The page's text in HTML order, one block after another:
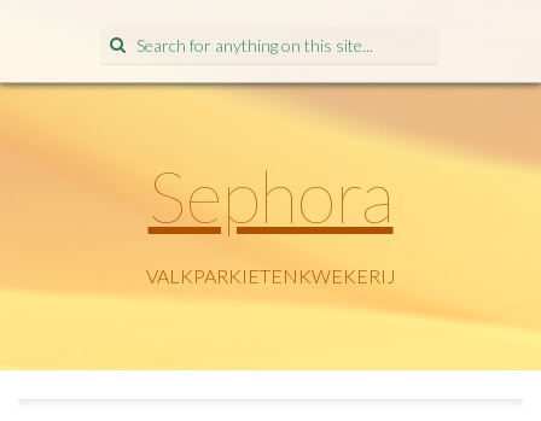
Search
for:
Sephora
VALKPARKIETENKWEKERIJ